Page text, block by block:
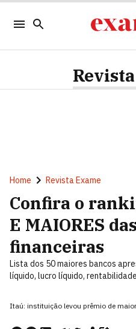
Home Revista Exame
Confira o
E MAIORES
financeiras
Lista dos 50 maiores bancos
líquido, lucro líquido,
Itaú: instituição levou prêmio de